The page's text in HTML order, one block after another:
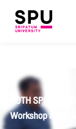
COTH SPU ปั้นนั
Workshop สมจริง